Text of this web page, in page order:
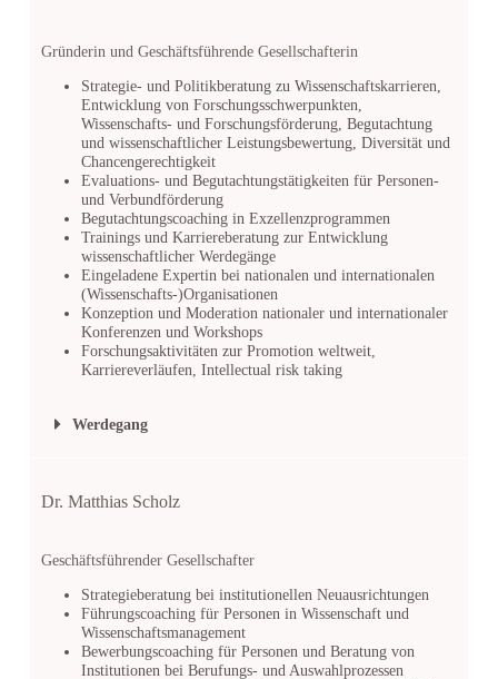
Gründerin und Geschäftsführende Gesellschafterin
Strategie- und Politikberatung zu Wissenschaftskarrieren,
Entwicklung von Forschungsschwerpunkten,
Wissenschafts- und Forschungsförderung, Begutachtung
und wissenschaftlicher Leistungsbewertung, Diversität und
Chancengerechtigkeit
Evaluations- und Begutachtungstätigkeiten für Personen-
und Verbundförderung
Begutachtungscoaching in Exzellenzprogrammen
Trainings und Karriereberatung zur Entwicklung
wissenschaftlicher Werdegänge
Eingeladene Expertin bei nationalen und internationalen
(Wissenschafts-)Organisationen
Konzeption und Moderation nationaler und internationaler
Konferenzen und Workshops
Forschungsaktivitäten zur Promotion weltweit,
Karriereverläufen, Intellectual risk taking
Werdegang
Dr. Matthias Scholz
Geschäftsführender Gesellschafter
Strategieberatung bei institutionellen Neuausrichtungen
Führungscoaching für Personen in Wissenschaft und
Wissenschaftsmanagement
Bewerbungscoaching für Personen und Beratung von
Institutionen bei Berufungs- und Auswahlprozessen